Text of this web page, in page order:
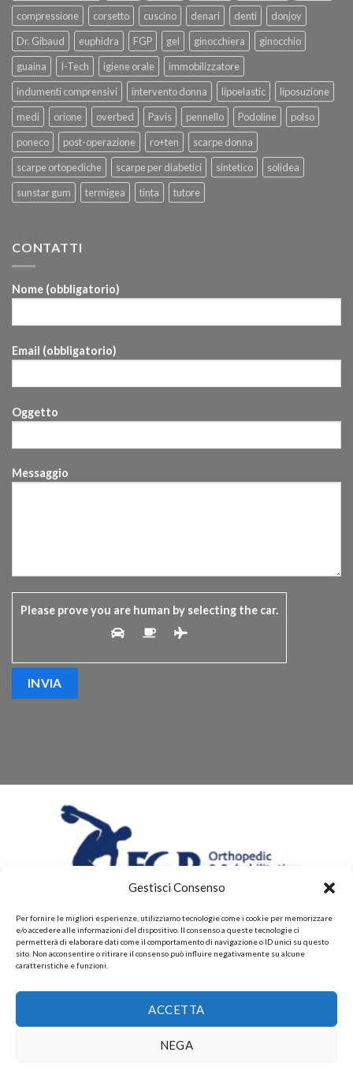
Gestisci Consenso
Per fornire le migliori esperienze, utilizziamo tecnologie come i cookie per memorizzare
e/o accedere alle informazioni del dispositivo. Il consenso a queste tecnologie ci
permetterà di elaborare dati come il comportamento di navigazione o ID unici su questo
sito. Non acconsentire o ritirare il consenso può influire negativamente su alcune
caratteristiche e funzioni.
ACCETTA
NEGA
compressione
corsetto cuscino denari denti
donjoy
Dr. Gibaud
euphidra FGP gel ginocchiera
ginocchio
guaina
I-Tech igiene orale
immobilizzatore
indumenti comprensivi
intervento donna lipoelastic
liposuzione
medi
orione overbed Pavis pennello Podoline
polso
poneco
post-operazione ro+ten
scarpe donna
scarpe ortopediche
scarpe per diabetici sintetico
solidea
sunstar gum
termigea tinta tutore
CONTATTI
Nome (obbligatorio)
Email (obbligatorio)
Oggetto
Messaggio
Please prove you are human by selecting the car.
POLITICHE DI RESI E DI RIMBORSI
Gruppo FAF srls, Via Montelparo 43 A-B